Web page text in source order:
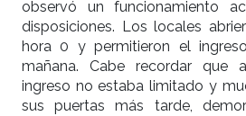
observó un funcionamiento
disposiciones. Los locales
hora 0 y permitieron el
mañana. Cabe recordar que
ingreso no estaba limitado y
sus puertas más tarde,